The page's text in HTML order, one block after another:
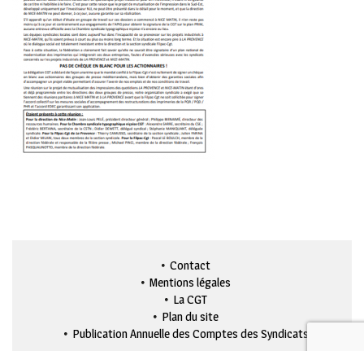
Contact
Mentions légales
La CGT
Plan du site
Publication Annuelle des Comptes des Syndicats